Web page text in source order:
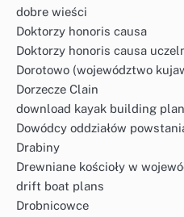
dobre wieści
Doktorzy honoris causa
Doktorzy honoris causa
Dorotowo (województwo
Dorzecze Clain
download kayak building
Dowódcy oddziałów
Drabiny
Drewniane kościoły w
drift boat plans
Drobnicowce